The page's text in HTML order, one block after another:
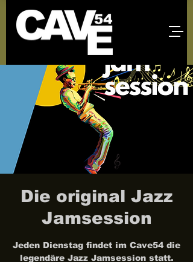
Die original Jazz
Jamsession
Jeden Dienstag findet im Cave54 die
legendäre Jazz Jamsession statt.